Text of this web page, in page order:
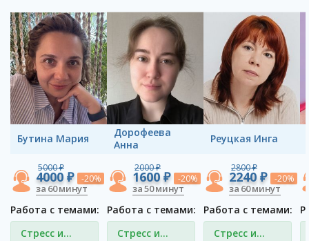
Бутина Мария
5000 ₽
4000 ₽ -20%
за 60 минут
Работа с темами:
Стресс и
Дорофеева
Анна
2000 ₽
1600 ₽ -20%
за 50 минут
Работа с темами:
Стресс и
Реуцкая Инга
2800 ₽
2240 ₽ -20%
за 60 минут
Работа с темами:
Стресс и